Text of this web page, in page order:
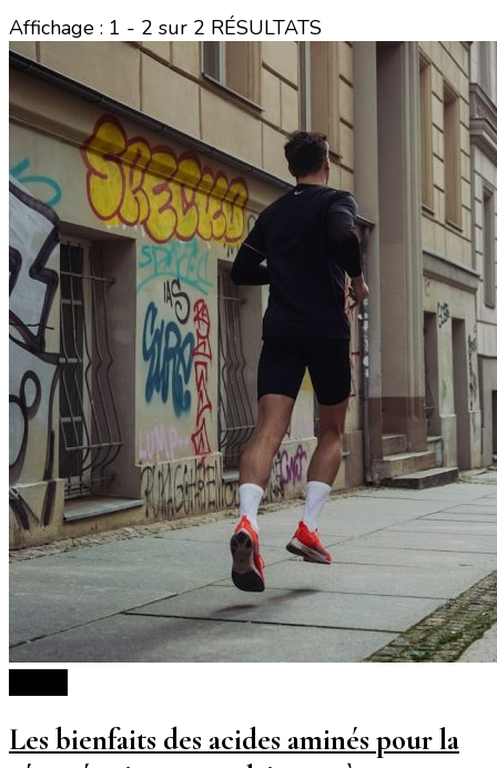
Affichage : 1 - 2 sur 2 RÉSULTATS
Les bienfaits des acides aminés pour la